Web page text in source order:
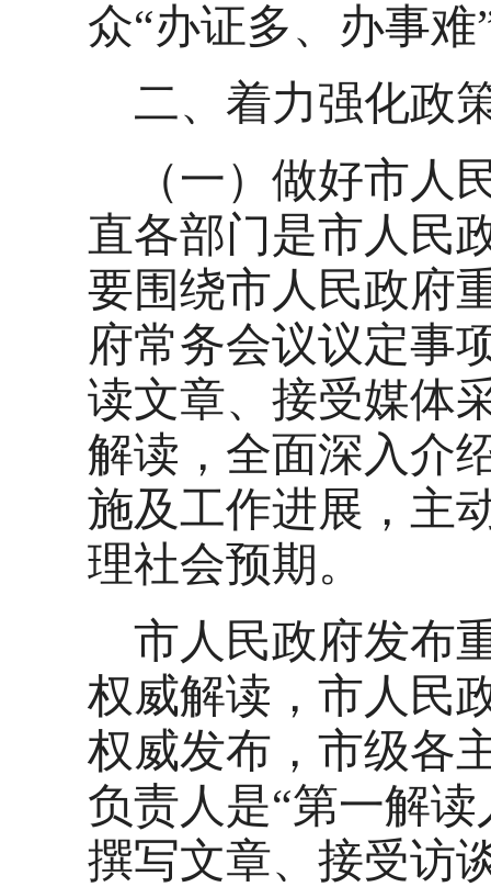
众“办证多、办事难
二、着力强化政
（一）做好市人
直各部门是市人民
要围绕市人民政府
府常务会议议定事
读文章、接受媒体
解读，全面深入介
施及工作进展，主
理社会预期。
市人民政府发布
权威解读，市人民
权威发布，市级各
负责人是“第一解
撰写文章、接受访